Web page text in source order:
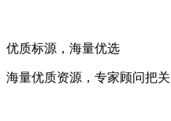
优质标源，海量优选
海量优质资源，专家顾问把关